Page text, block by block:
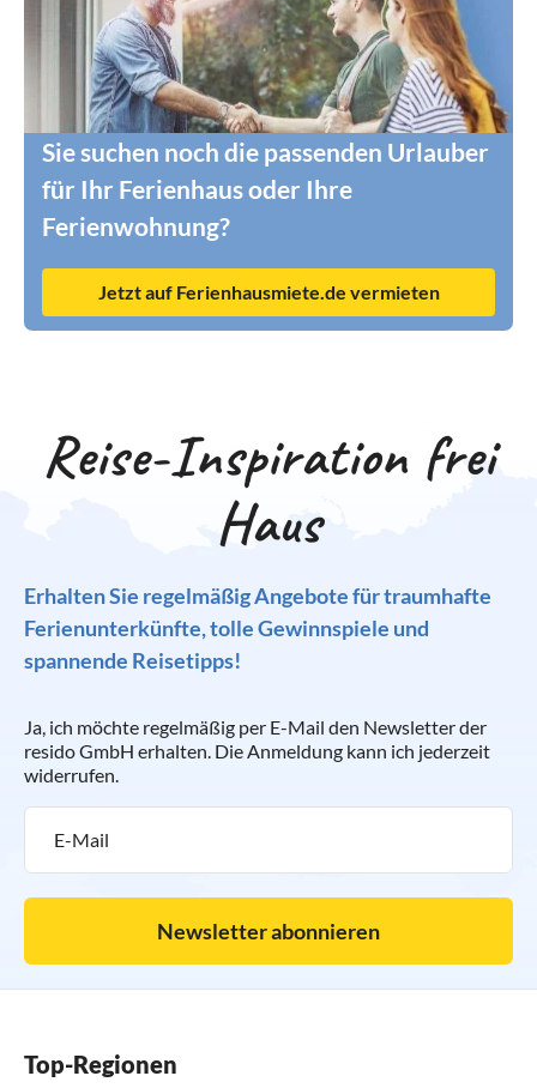
Sie suchen noch die passenden Urlauber
für Ihr Ferienhaus oder Ihre
Ferienwohnung?
Jetzt auf Ferienhausmiete.de vermieten
Reise-Inspiration frei
Haus
Erhalten Sie regelmäßig Angebote für traumhafte
Ferienunterkünfte, tolle Gewinnspiele und
spannende Reisetipps!
Ja, ich möchte regelmäßig per E-Mail den Newsletter der
resido GmbH erhalten. Die Anmeldung kann ich jederzeit
widerrufen.
Newsletter abonnieren
Top-Regionen